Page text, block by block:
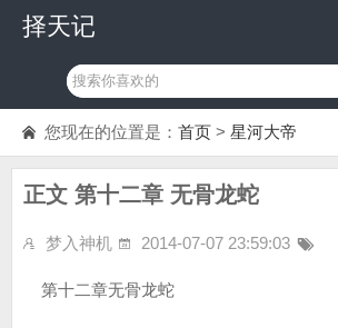
择天记
您现在的位置是： 首页 > 星河大帝
正文 第十二章 无骨龙蛇
梦入神机 2014-07-07 23:59:03
第十二章无骨龙蛇